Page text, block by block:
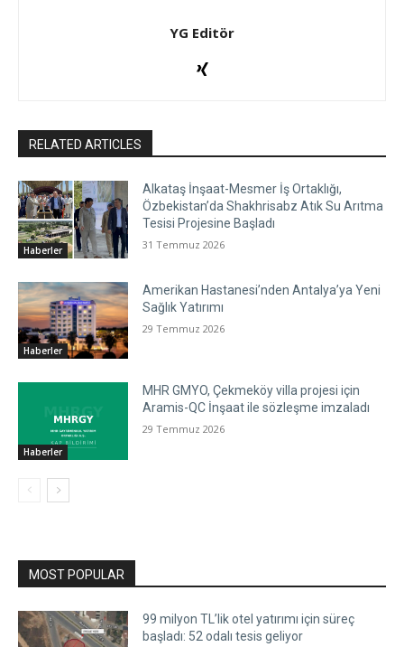
YG Editör
RELATED ARTICLES
Haberler
Alkataş İnşaat-Mesmer İş Ortaklığı,
Özbekistan’da Shakhrisabz Atık Su Arıtma
Tesisi Projesine Başladı
31 Temmuz 2026
Haberler
Amerikan Hastanesi’nden Antalya’ya Yeni
Sağlık Yatırımı
29 Temmuz 2026
Haberler
MHR GMYO, Çekmeköy villa projesi için
Aramis-QC İnşaat ile sözleşme imzaladı
29 Temmuz 2026
MOST POPULAR
99 milyon TL’lik otel yatırımı için süreç
başladı: 52 odalı tesis geliyor